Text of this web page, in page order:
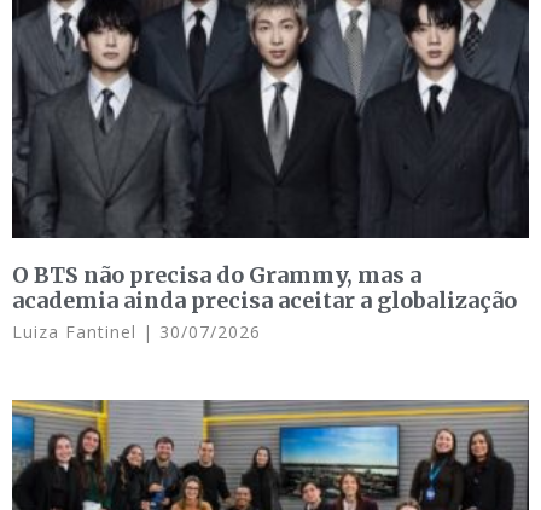
O BTS não precisa do Grammy, mas a
academia ainda precisa aceitar a globalização
Luiza Fantinel 30/07/2026